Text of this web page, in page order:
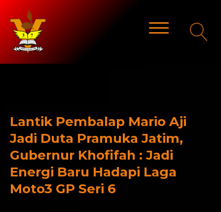
Lantik Pembalap Mario Aji
Jadi Duta Pramuka Jatim,
Gubernur Khofifah : Jadi
Energi Baru Hadapi Laga
Moto3 GP Seri 6